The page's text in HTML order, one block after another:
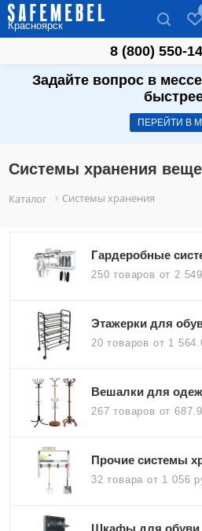
Красноярск
8 (800) 550-
Задайте вопрос в
ПЕРЕЙТИ В
Системы хранения
Каталог Системы хранения
Гардеробные
250 товаров от 2
Этажерки для
20 товаров от 1
Вешалки для
267 товаров от
Прочие системы
32 товара от 1 056